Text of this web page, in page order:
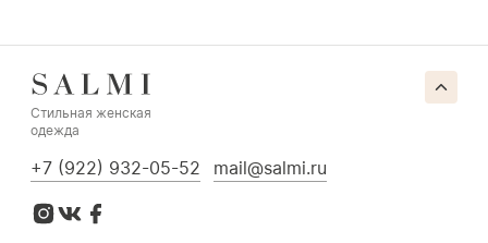
Стильная женская
одежда
+7 (922) 932-05-52 mail@salmi.ru